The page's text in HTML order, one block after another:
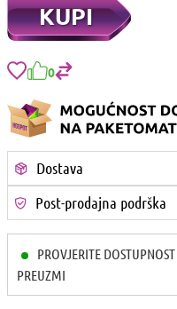
KUPI
0
Dostava
Post-prodajna podrška
PROVJERITE
PREUZMI